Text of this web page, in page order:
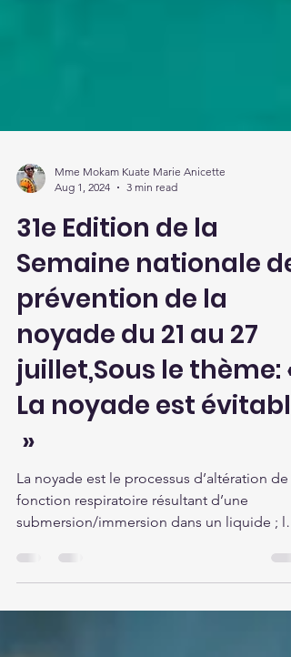
Mme Mokam Kuate Marie Anicette
Aug 1, 2024
3 min read
31e Edition de la
Semaine nationale de
prévention de la
noyade du 21 au 27
juillet,Sous le thème: «
La noyade est évitable
»
La noyade est le processus d’altération de
fonction respiratoire résultant d’une